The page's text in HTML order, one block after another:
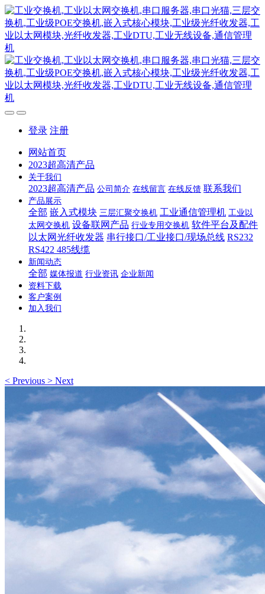
登录 注册
网站首页
2023超高清产品
关于我们
2023超高清产品 公司简介 在线留言 在线反馈 联系我们
产品展示
全部 嵌入式模块 三层汇聚交换机 工业通信管理机 工业以
太网交换机 设备联网产品 行业专用交换机 软件平台及配件
以太网光纤收发器 串行接口/工业接口/现场总线 RS232
RS422 485线缆
新闻动态
全部 媒体报道 行业资讯 企业新闻
资料下载
客户案例
加入我们
< Previous > Next